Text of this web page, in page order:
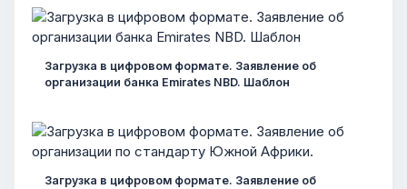
Загрузка в цифровом формате. Заявление об
организации банка Emirates NBD. Шаблон
Загрузка в цифровом формате. Заявление об